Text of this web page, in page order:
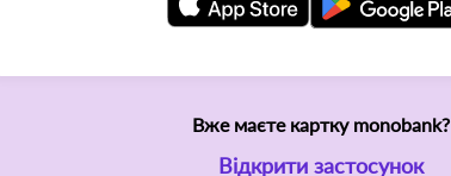
Вже маєте картку monobank?
Відкрити застосунок